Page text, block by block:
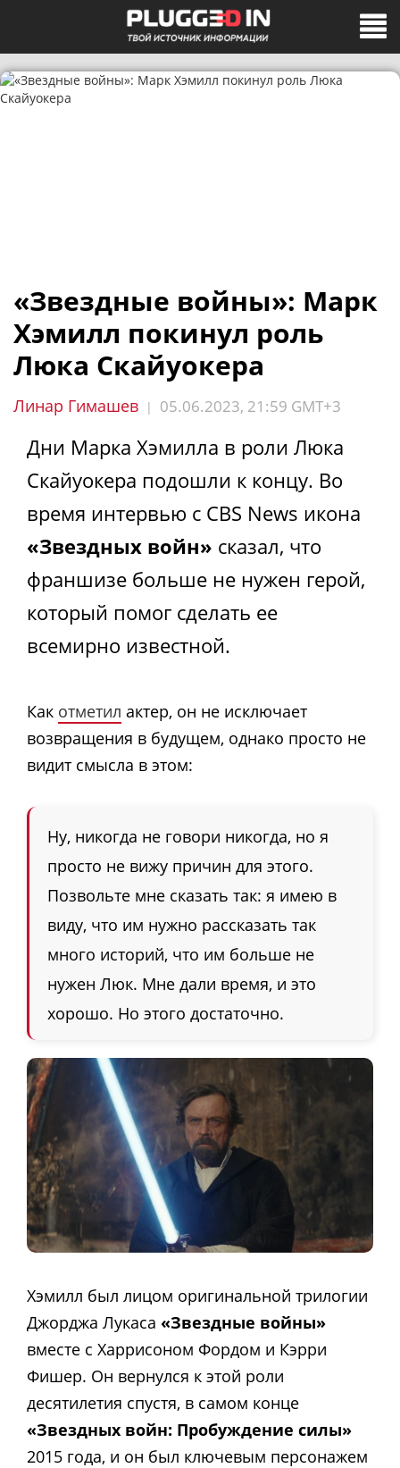
«Звездные войны»: Марк
Хэмилл покинул роль
Люка Скайуокера
Линар Гимашев | 05.06.2023, 21:59 GMT+3
Дни Марка Хэмилла в роли Люка
Скайуокера подошли к концу. Во
время интервью с CBS News икона
«Звездных войн» сказал, что
франшизе больше не нужен герой,
который помог сделать ее
всемирно известной.
Как отметил актер, он не исключает
возвращения в будущем, однако просто не
видит смысла в этом:
Ну, никогда не говори никогда, но я
просто не вижу причин для этого.
Позвольте мне сказать так: я имею в
виду, что им нужно рассказать так
много историй, что им больше не
нужен Люк. Мне дали время, и это
хорошо. Но этого достаточно.
Хэмилл был лицом оригинальной трилогии
Джорджа Лукаса «Звездные войны»
вместе с Харрисоном Фордом и Кэрри
Фишер. Он вернулся к этой роли
десятилетия спустя, в самом конце
«Звездных войн: Пробуждение силы»
2015 года, и он был ключевым персонажем